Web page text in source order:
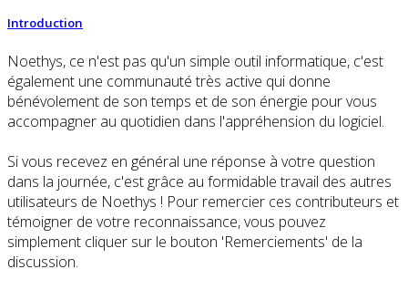
Introduction
Noethys, ce n'est pas qu'un simple outil informatique, c'est
également une communauté très active qui donne
bénévolement de son temps et de son énergie pour vous
accompagner au quotidien dans l'appréhension du logiciel.
Si vous recevez en général une réponse à votre question
dans la journée, c'est grâce au formidable travail des autres
utilisateurs de Noethys ! Pour remercier ces contributeurs et
témoigner de votre reconnaissance, vous pouvez
simplement cliquer sur le bouton 'Remerciements' de la
discussion.